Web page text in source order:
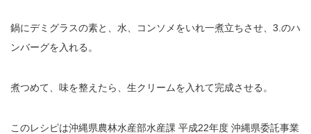
鍋にデミグラスの素と、水、コンソメをいれ一煮立ちさせ、3.のハ
ンバーグを入れる。
煮つめて、味を整えたら、生クリームを入れて完成させる。
このレシピは沖縄県農林水産部水産課 平成22年度 沖縄県委託事業